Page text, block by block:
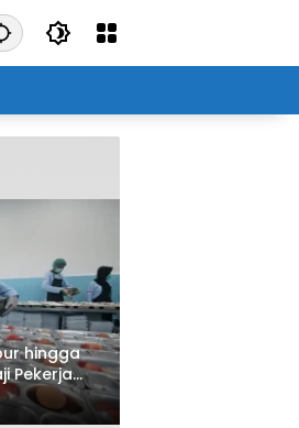
hingga
Pekerja
Kini Serap
Kerja